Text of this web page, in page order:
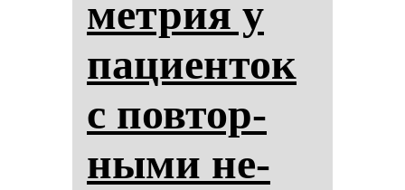
мет­рия у
па­ци­ен­ток
с пов­тор­
ны­ми не­